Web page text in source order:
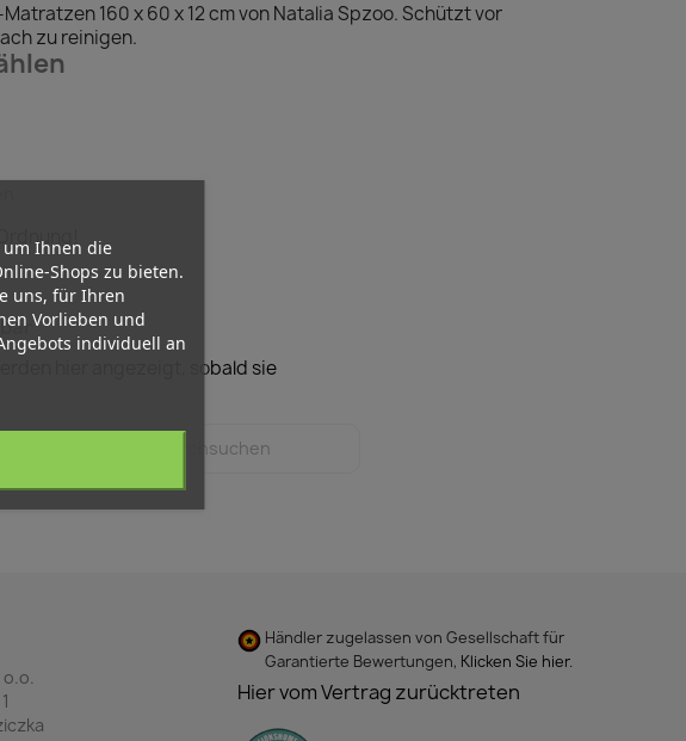
160 x 60 x 12 cm von Natalia Spzoo. Schützt vor
zu reinigen.
hier angezeigt, sobald sie
o.o.
Händler zugelassen von Gesellschaft für
Garantierte Bewertungen, Klicken Sie hier.
um Ihnen die
Shops zu bieten.
uns, für Ihren
Vorlieben und
individuell an
Hier vom Vertrag zurücktreten